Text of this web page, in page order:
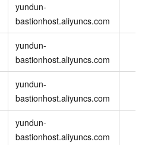
yundun-
bastionhost.aliyuncs.com
yundun-
bastionhost.aliyuncs.com
yundun-
bastionhost.aliyuncs.com
yundun-
bastionhost.aliyuncs.com